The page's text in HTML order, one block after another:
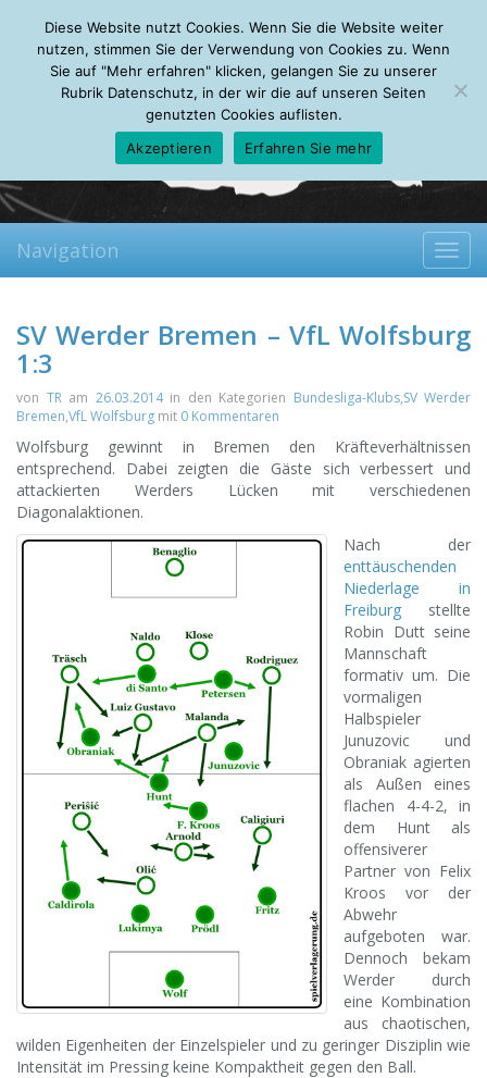
Thursday, 06.08.2026
Mein Account
About Autoren Leseempfehlungen FAQ
Navigation
SV Werder Bremen – VfL Wolfsburg
1:3
von TRam 26.03.2014in den Kategorien Bundesliga-Klubs,SV Werder
Bremen,VfL Wolfsburg mit 0 Kommentaren
Wolfsburg gewinnt in Bremen den Kräfteverhältnissen
entsprechend. Dabei zeigten die Gäste sich verbessert und
attackierten Werders Lücken mit verschiedenen
Diagonalaktionen.
Nach der
enttäuschenden
Niederlage in
Freiburg stellte
Robin Dutt seine
Mannschaft
formativ um. Die
vormaligen
Halbspieler
Junuzovic und
Obraniak agierten
als Außen eines
flachen 4-4-2, in
dem Hunt als
offensiverer
Partner von Felix
Kroos vor der
Abwehr
aufgeboten war.
Dennoch bekam
Werder durch
eine Kombination
aus chaotischen,
wilden Eigenheiten der Einzelspieler und zu geringer Disziplin wie
Intensität im Pressing keine Kompaktheit gegen den Ball.
Diese Website nutzt Cookies. Wenn Sie die Website weiter
nutzen, stimmen Sie der Verwendung von Cookies zu. Wenn
Sie auf "Mehr erfahren" klicken, gelangen Sie zu unserer
Rubrik Datenschutz, in der wir die auf unseren Seiten
genutzten Cookies auflisten.
Akzeptieren
Erfahren Sie mehr